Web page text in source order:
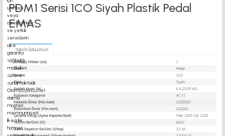
PDM1 Serisi 1CO Siyah Plastik Pedal
EMAS